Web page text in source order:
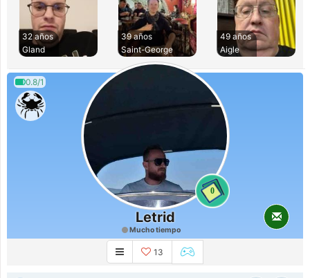
32 años
Gland
39 años
Saint-George
49 años
Aigle
0.8/1
0
Letrid
Mucho tiempo
13